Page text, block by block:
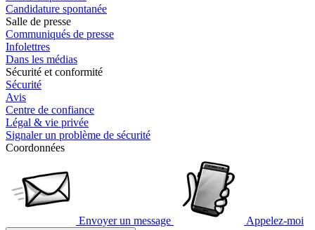
Candidature spontanée
Salle de presse
Communiqués de presse
Infolettres
Dans les médias
Sécurité et conformité
Sécurité
Avis
Centre de confiance
Légal & vie privée
Signaler un problème de sécurité
Coordonnées
Envoyer un message Appelez-moi